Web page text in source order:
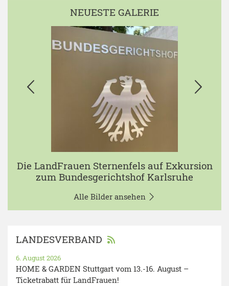
NEUESTE GALERIE
Die LandFrauen Sternenfels auf Exkursion
zum Bundesgerichtshof Karlsruhe
Alle Bilder ansehen
LANDESVERBAND
HOME & GARDEN Stuttgart vom 13.-16. August –
Ticketrabatt für LandFrauen!
6. August 2026